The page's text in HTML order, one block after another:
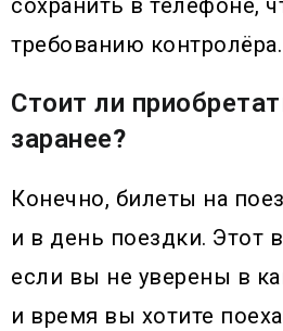
сохранить в телефоне,
требованию контролёра.
Стоит ли
заранее?
Конечно, билеты на
и в день поездки. Этот
если вы не уверены в
и время вы хотите